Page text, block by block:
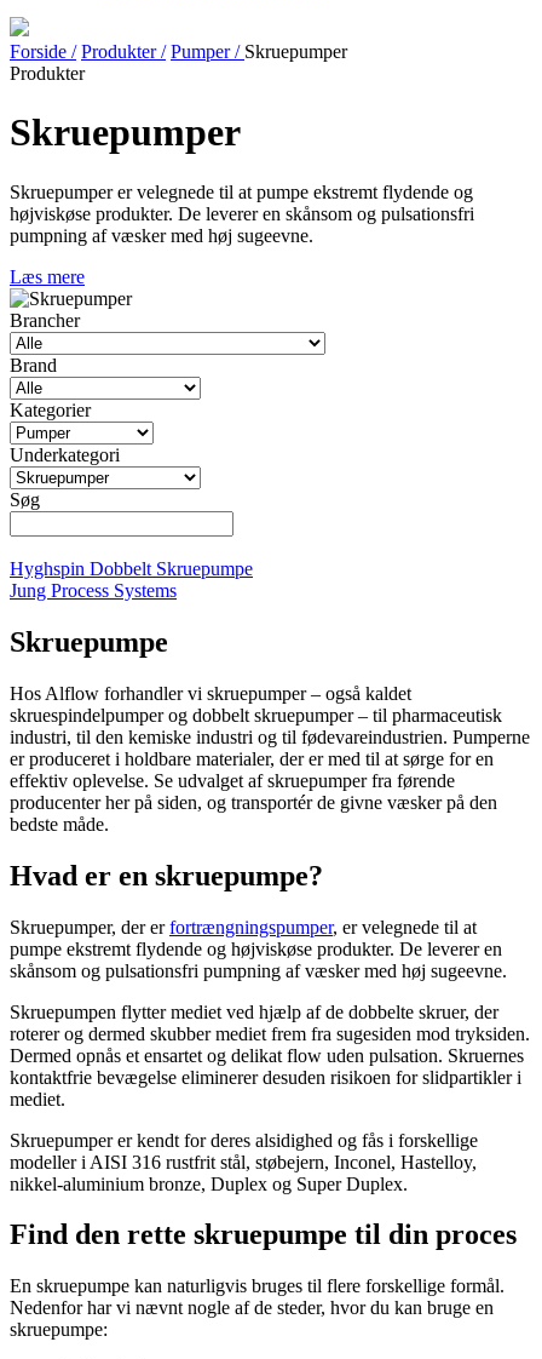
Forside / Produkter / Pumper / Skruepumper
Produkter
Skruepumper
Skruepumper er velegnede til at pumpe ekstremt flydende og
højviskøse produkter. De leverer en skånsom og pulsationsfri
pumpning af væsker med høj sugeevne.
Læs mere
Brancher
Brand
Kategorier
Underkategori
Søg
Hyghspin Dobbelt Skruepumpe
Jung Process Systems
Skruepumpe
Hos Alflow forhandler vi skruepumper – også kaldet
skruespindelpumper og dobbelt skruepumper – til pharmaceutisk
industri, til den kemiske industri og til fødevareindustrien. Pumperne
er produceret i holdbare materialer, der er med til at sørge for en
effektiv oplevelse. Se udvalget af skruepumper fra førende
producenter her på siden, og transportér de givne væsker på den
bedste måde.
Hvad er en skruepumpe?
Skruepumper, der erfortrængningspumper, er velegnede til at
pumpe ekstremt flydende og højviskøse produkter. De leverer en
skånsom og pulsationsfri pumpning af væsker med høj sugeevne.
Skruepumpen flytter mediet ved hjælp af de dobbelte skruer, der
roterer og dermed skubber mediet frem fra sugesiden mod tryksiden.
Dermed opnås et ensartet og delikat flow uden pulsation. Skruernes
kontaktfrie bevægelse eliminerer desuden risikoen for slidpartikler i
mediet.
Skruepumper er kendt for deres alsidighed og fås i forskellige
modeller i AISI 316 rustfrit stål, støbejern, Inconel, Hastelloy,
nikkel-aluminium bronze, Duplex og Super Duplex.
Find den rette skruepumpe til din proces
En skruepumpe kan naturligvis bruges til flere forskellige formål.
Nedenfor har vi nævnt nogle af de steder, hvor du kan bruge en
skruepumpe: